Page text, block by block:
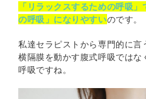
「リラックスするための呼吸
の呼吸」になりやすいのです。
私達セラピストから専門的に言
横隔膜を動かす腹式呼吸では
呼吸ですね。